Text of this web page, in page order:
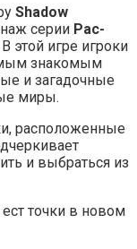
Shadow
cерии Pac-
этой игре игроки
знакомым
и загадочные
миры.
расположенные
и выбраться из